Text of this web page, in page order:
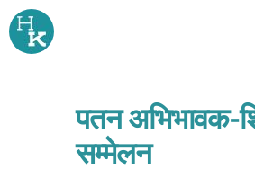
Skip
to
content
पतन अभिभावक-
सम्मेलन